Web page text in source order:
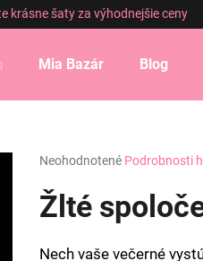
krásne šaty za výhodnejšie ceny
Mia Bazár Blog
Priemerné
produktu
je
Neohodnotené Podrobnosti
Žlté
Nech vaše večerné
HĽADAŤ